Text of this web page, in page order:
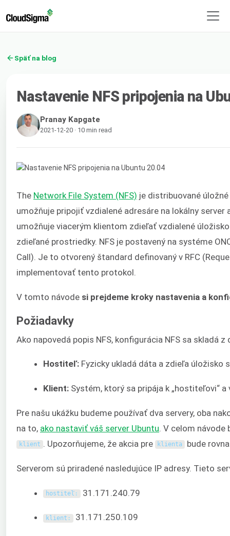
Späť na blog
Nastavenie NFS pripojenia na
Pranay Kapgate
2021-12-20 · 10 min read
The Network File System (NFS) je distribuované
umožňuje pripojiť vzdialené adresáre na lokálny server
umožňuje viacerým klientom zdieľať vzdialené
zdieľané prostriedky. NFS je postavený na systéme
Call). Je to otvorený štandard definovaný v RFC
implementovať tento protokol.
V tomto návode si prejdeme kroky nastavenia a
Požiadavky
Ako napovedá popis NFS, konfigurácia NFS sa skladá
Hostiteľ: Fyzicky ukladá dáta a zdieľa úložisko
Klient: Systém, ktorý sa pripája k „hostiteľovi“
Pre našu ukážku budeme používať dva servery, oba
na to, ako nastaviť váš server Ubuntu . V celom
klient . Upozorňujeme, že akcia pre klienta bude
Serverom sú priradené nasledujúce IP adresy. Tieto
hostiteľ: 31.171.240.79
klient : 31.171.250.109